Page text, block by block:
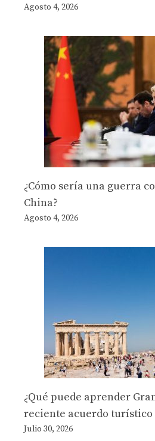
Agosto 4, 2026
¿Cómo sería una guerra
China?
Agosto 4, 2026
¿Qué puede aprender
reciente acuerdo turístico
Julio 30, 2026